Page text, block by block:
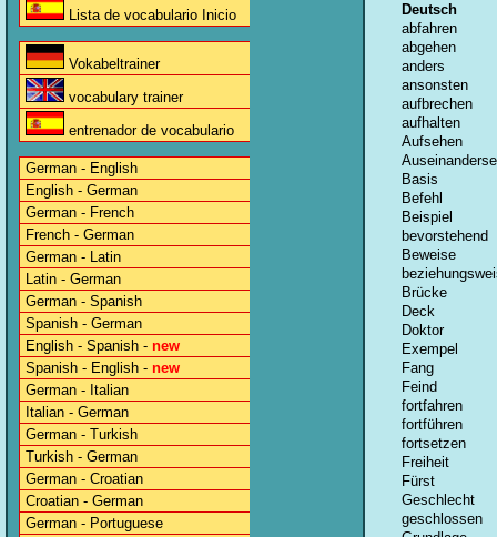
Lista de vocabulario Inicio
Vokabeltrainer
vocabulary trainer
entrenador de vocabulario
German - English
English - German
German - French
French - German
German - Latin
Latin - German
German - Spanish
Spanish - German
English - Spanish - new
Spanish - English - new
German - Italian
Italian - German
German - Turkish
Turkish - German
German - Croatian
Croatian - German
German - Portuguese
Deutsch
abfahren
abgehen
anders
ansonsten
aufbrechen
aufhalten
Aufsehen
Basis
Befehl
Beispiel
bevorstehend
Beweise
Brücke
Deck
Doktor
Exempel
Fang
Feind
fortfahren
fortführen
fortsetzen
Freiheit
Fürst
Geschlecht
geschlossen